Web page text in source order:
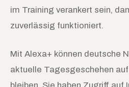
im Training verankert sein,
zuverlässig funktioniert.
Mit Alexa+ können deutsche
aktuelle Tagesgeschehen